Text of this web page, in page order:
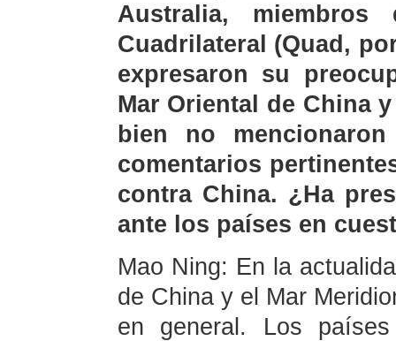
Australia, miembros
Cuadrilateral (Quad,
expresaron su
Mar Oriental de China
bien no
comentarios
contra China. ¿Ha
ante los países en
Mao Ning: En la
de China y el Mar
en general. Los